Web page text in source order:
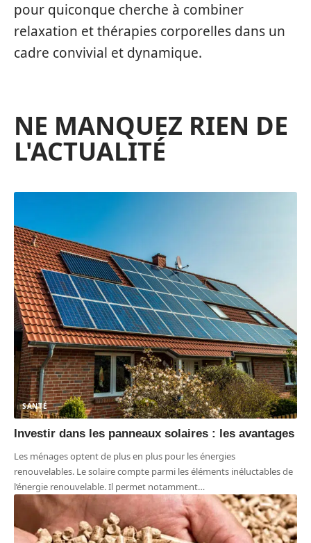
pour quiconque cherche à combiner
relaxation et thérapies corporelles dans un
cadre convivial et dynamique.
NE MANQUEZ RIEN DE
L'ACTUALITÉ
SANTÉ
Investir dans les panneaux solaires : les avantages
Les ménages optent de plus en plus pour les énergies
renouvelables. Le solaire compte parmi les éléments inéluctables de
l’énergie renouvelable. Il permet notamment…